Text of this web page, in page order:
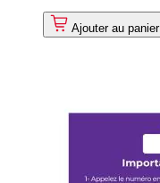
Ajouter au panier